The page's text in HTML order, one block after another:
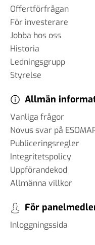
Offertförfrågan
För investerare
Jobba hos oss
Historia
Ledningsgrupp
Styrelse
Allmän
Vanliga frågor
Novus svar på
Publiceringsregler
Integritetspolicy
Uppförandekod
Allmänna villkor
För
Inloggningssida